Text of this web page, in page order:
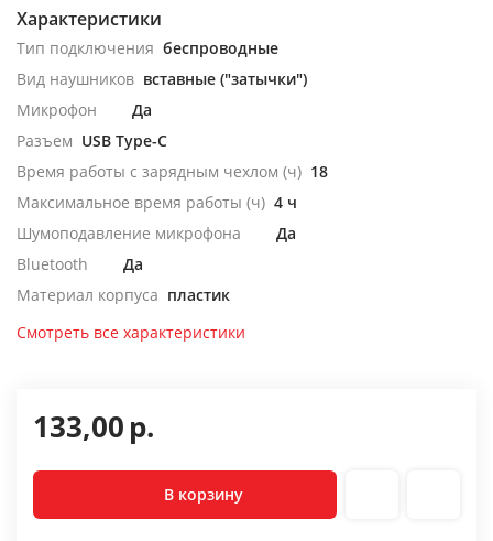
Характеристики
Тип подключения беспроводные
Вид наушников вставные ("затычки")
Микрофон
Да
Разъем USB Type-C
Время работы с зарядным чехлом (ч) 18
Максимальное время работы (ч) 4 ч
Шумоподавление микрофона
Да
Bluetooth
Да
Материал корпуса пластик
Смотреть все характеристики
133,00р.
В корзину